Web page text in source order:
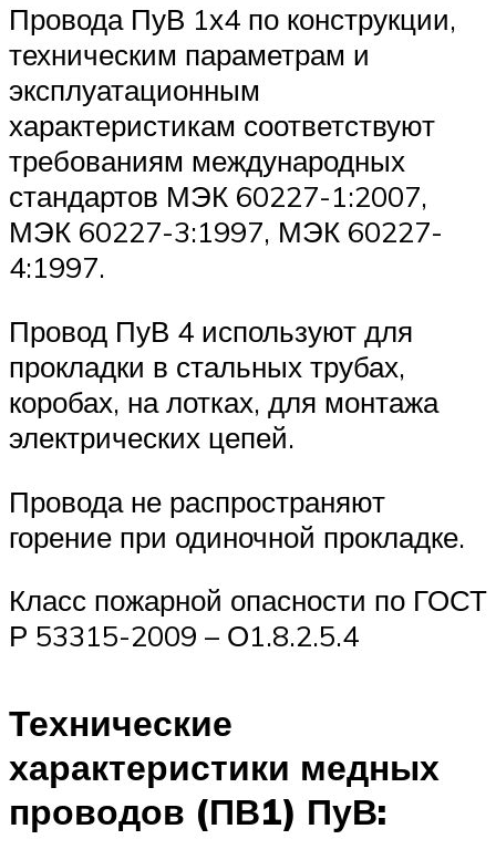
Провода ПуВ 1х4 по конструкции,
техническим параметрам и
эксплуатационным
характеристикам соответствуют
требованиям международных
стандартов МЭК 60227-1:2007,
МЭК 60227-3:1997, МЭК 60227-
4:1997.
Провод ПуВ 4 используют для
прокладки в стальных трубах,
коробах, на лотках, для монтажа
электрических цепей.
Провода не распространяют
горение при одиночной прокладке.
Класс пожарной опасности по ГОСТ
Р 53315-2009 – О1.8.2.5.4
Технические
характеристики медных
проводов (ПВ1) ПуВ: